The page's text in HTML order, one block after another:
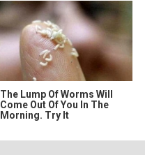
The Lump Of Worms Will
Come Out Of You In The
Morning. Try It